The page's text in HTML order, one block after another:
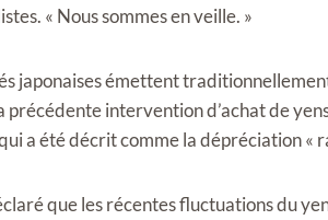
« Nous sommes en veille. »
japonaises émettent
précédente intervention d’achat de
a été décrit comme la dépréciation «
que les récentes fluctuations du